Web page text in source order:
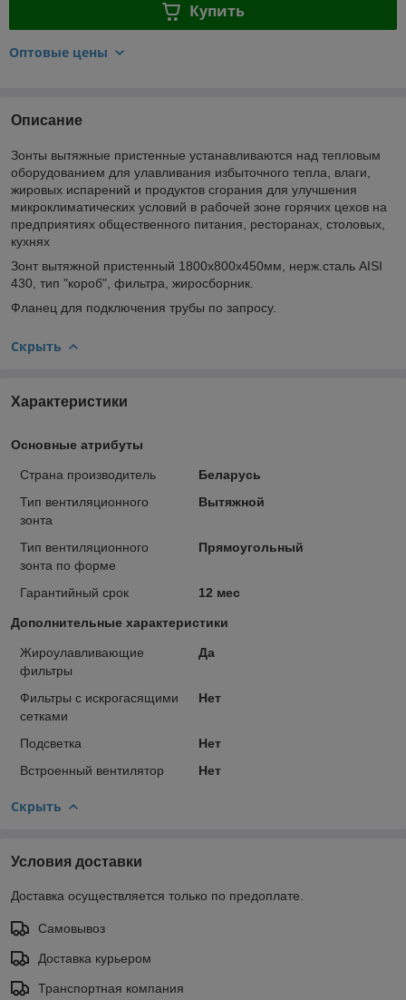
Купить
Оптовые цены
Описание
Зонты вытяжные пристенные устанавливаются над тепловым
оборудованием для улавливания избыточного тепла, влаги,
жировых испарений и продуктов сгорания для улучшения
микроклиматических условий в рабочей зоне горячих цехов на
предприятиях общественного питания, ресторанах, столовых,
кухнях
Зонт вытяжной пристенный 1800х800х450мм, нерж.сталь AISI
430, тип "короб", фильтра, жиросборник.
Фланец для подключения трубы по запросу.
Скрыть
Характеристики
Основные атрибуты
Страна производитель
Беларусь
Тип вентиляционного
зонта
Вытяжной
Тип вентиляционного
зонта по форме
Прямоугольный
Гарантийный срок 12 мес
Дополнительные характеристики
Жироулавливающие
фильтры
Да
Фильтры с искрогасящими
сетками
Нет
Подсветка
Нет
Встроенный вентилятор
Нет
Скрыть
Условия доставки
Доставка осуществляется только по предоплате.
Самовывоз
Доставка курьером
Транспортная компания